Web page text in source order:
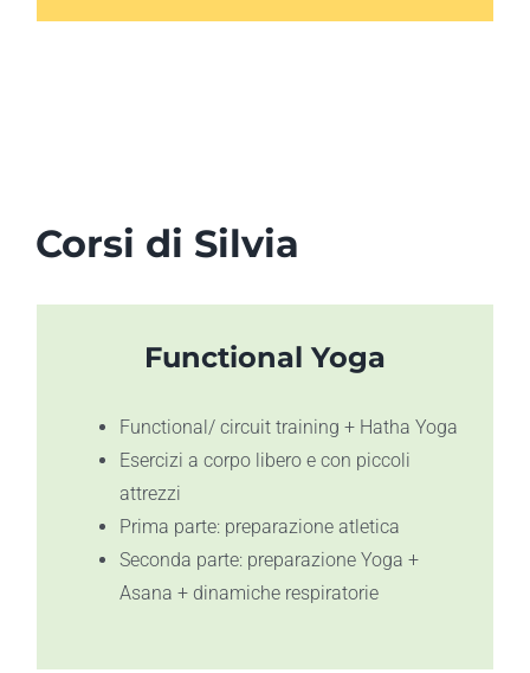
Corsi di Silvia
Functional Yoga
Functional/ circuit training + Hatha Yoga
Esercizi a corpo libero e con piccoli
attrezzi
Prima parte: preparazione atletica
Seconda parte: preparazione Yoga +
Asana + dinamiche respiratorie